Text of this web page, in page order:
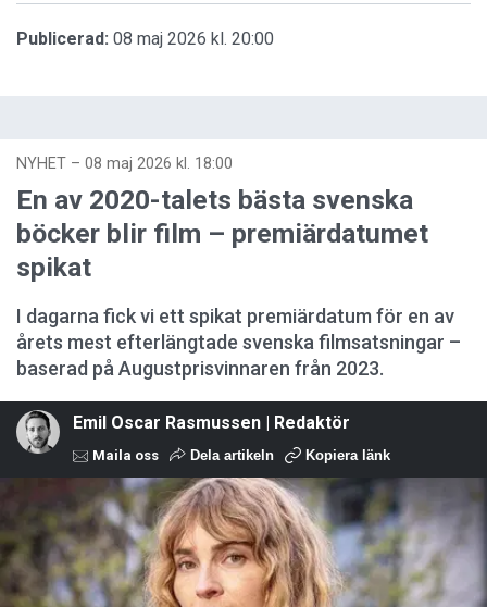
Publicerad: 08 maj 2026 kl. 20:00
NYHET – 08 maj 2026 kl. 18:00
En av 2020-talets bästa svenska
böcker blir film – premiärdatumet
spikat
I dagarna fick vi ett spikat premiärdatum för en av
årets mest efterlängtade svenska filmsatsningar –
baserad på Augustprisvinnaren från 2023.
Emil Oscar Rasmussen | Redaktör
Maila oss Dela artikeln Kopiera länk